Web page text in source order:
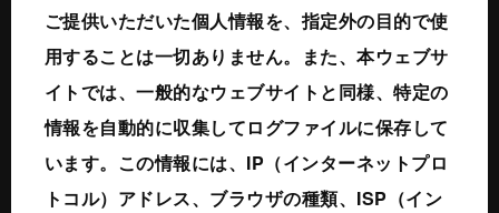
ご提供いただいた個人情報を、指定外の目的で使
用することは一切ありません。また、本ウェブサ
イトでは、一般的なウェブサイトと同様、特定の
情報を自動的に収集してログファイルに保存して
います。この情報には、IP（インターネットプロ
トコル）アドレス、ブラウザの種類、ISP（イン